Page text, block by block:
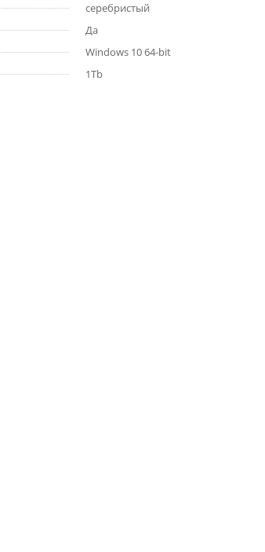
серебристый
Да
Windows 10 64-bit
1Tb